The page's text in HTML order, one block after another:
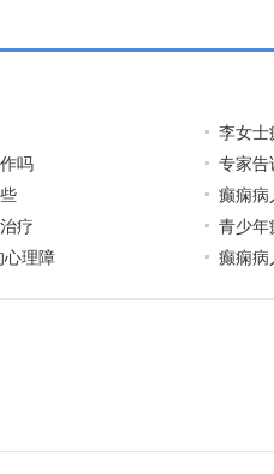
李女士
吗
专家告
癫痫病
疗
青少年
心理障
癫痫病